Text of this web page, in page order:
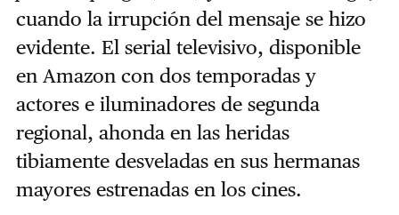
cuando la irrupción del mensaje se hizo
evidente. El serial televisivo, disponible
en Amazon con dos temporadas y
actores e iluminadores de segunda
regional, ahonda en las heridas
tibiamente desveladas en sus hermanas
mayores estrenadas en los cines.